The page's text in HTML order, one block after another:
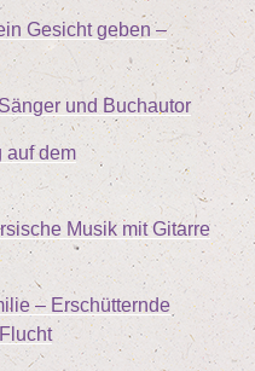
Gesicht geben –
und Buchautor
auf dem
Musik mit Gitar­re
– Erschüt­tern­de